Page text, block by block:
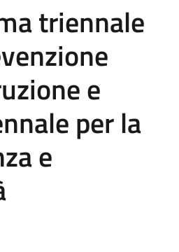
triennale
e
per la
e